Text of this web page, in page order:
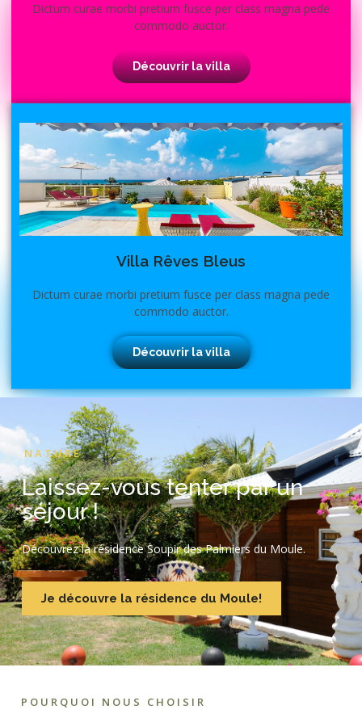
Dictum curae morbi pretium fusce per class magna pede
commodo auctor.
Découvrir la villa
Villa Rêves Bleus
Dictum curae morbi pretium fusce per class magna pede
commodo auctor.
Découvrir la villa
NATURE
Laissez-vous tenter par un
séjour !
Découvrez la résidence Soupir des Palmiers du Moule.
Je découvre la résidence du Moule!
POURQUOI NOUS CHOISIR